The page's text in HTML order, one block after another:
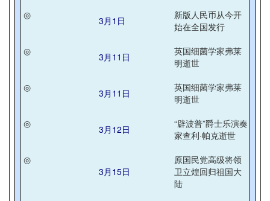
◎ 3月1日
新版人民币从今开
始在全国发行
◎
3月11日
英国细菌学家弗莱
明逝世
◎
3月11日
英国细菌学家弗莱
明逝世
◎
3月12日
“辟波普”爵士乐演奏
家查利·帕克逝世
◎
3月15日
原国民党高级将领
卫立煌回归祖国大
陆